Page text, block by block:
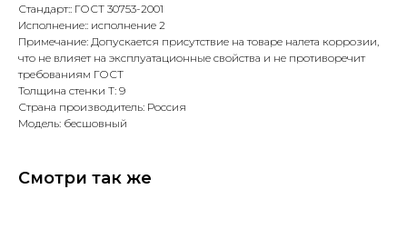
Стандарт:: ГОСТ 30753-2001
Исполнение:: исполнение 2
Примечание: Допускается присутствие на товаре налета коррозии,
что не влияет на эксплуатационные свойства и не противоречит
требованиям ГОСТ
Толщина стенки Т: 9
Страна производитель: Россия
Модель: бесшовный
Смотри так же